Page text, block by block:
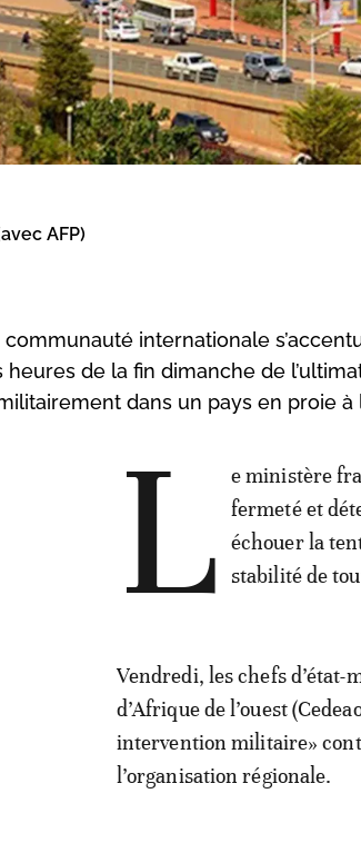
AFP)
internationale
heures de la fin dimanche de
dans un pays en proie à
L
e ministère
fermeté et
échouer la
stabilité de
Vendredi, les chefs d’état-
d’Afrique de l’ouest
intervention militaire»
l’organisation régionale.